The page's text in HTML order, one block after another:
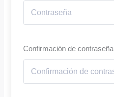
Confirmación de contraseña